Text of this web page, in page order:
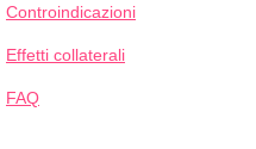
Controindicazioni
Effetti collaterali
FAQ